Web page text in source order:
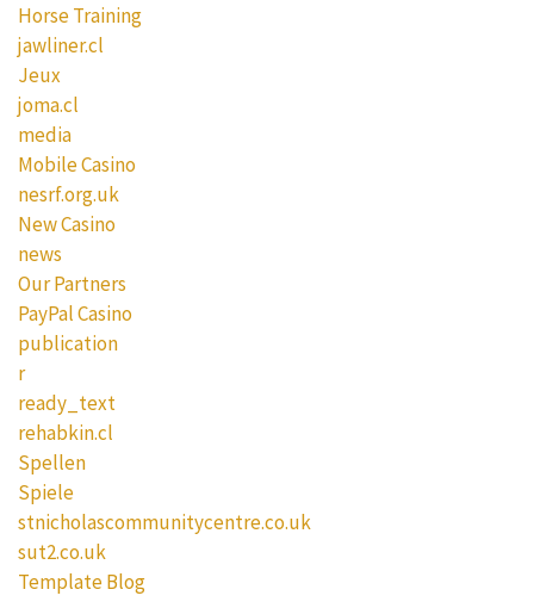
Horse Training
jawliner.cl
Jeux
joma.cl
media
Mobile Casino
nesrf.org.uk
New Casino
news
Our Partners
PayPal Casino
publication
r
ready_text
rehabkin.cl
Spellen
Spiele
stnicholascommunitycentre.co.uk
sut2.co.uk
Template Blog